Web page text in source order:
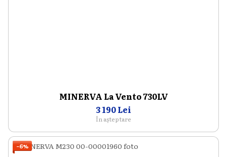
MINERVA La Vento 730LV
3 190 Lei
În așteptare
−6%